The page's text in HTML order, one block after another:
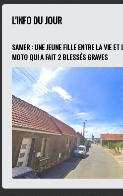
L'INFO DU JOUR
SAMER : UNE JEUNE FILLE ENTRE LA VIE
MOTO QUI A FAIT 2 BLESSÉS GRAVES